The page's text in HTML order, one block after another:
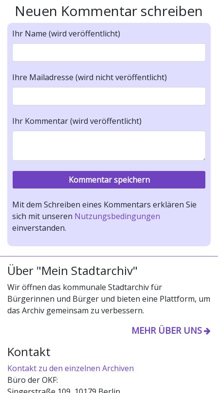
Neuen Kommentar schreiben
Ihr Name (wird veröffentlicht)
Ihre Mailadresse (wird nicht veröffentlicht)
Ihr Kommentar (wird veröffentlicht)
Mit dem Schreiben eines Kommentars erklären Sie
sich mit unseren Nutzungsbedingungen
einverstanden.
Über "Mein Stadtarchiv"
Wir öffnen das kommunale Stadtarchiv für
Bürgerinnen und Bürger und bieten eine Plattform, um
das Archiv gemeinsam zu verbessern.
MEHR ÜBER UNS
Kontakt
Kontakt zu den einzelnen Archiven
Büro der OKF: